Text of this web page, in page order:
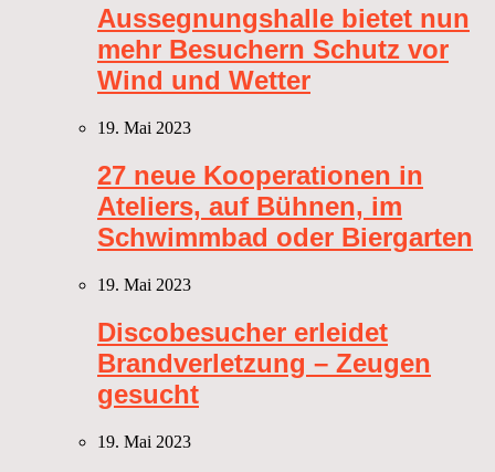
Aussegnungshalle bietet nun
mehr Besuchern Schutz vor
Wind und Wetter
19. Mai 2023
27 neue Kooperationen in
Ateliers, auf Bühnen, im
Schwimmbad oder Biergarten
19. Mai 2023
Discobesucher erleidet
Brandverletzung – Zeugen
gesucht
19. Mai 2023